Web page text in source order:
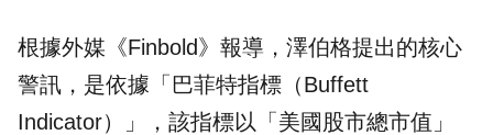
根據外媒《Finbold》報導，澤伯格提出的核心
警訊，是依據「巴菲特指標（Buffett
Indicator）」，該指標以「美國股市總市值」